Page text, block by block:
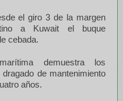
el giro 3 de la margen
a Kuwait el buque
cebada.
demuestra los
de mantenimiento
años.